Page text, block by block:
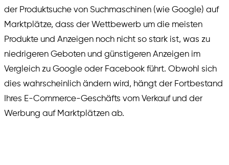
der Produktsuche von Suchmaschinen (wie Google) auf
Marktplätze, dass der Wettbewerb um die meisten
Produkte und Anzeigen noch nicht so stark ist, was zu
niedrigeren Geboten und günstigeren Anzeigen im
Vergleich zu Google oder Facebook führt. Obwohl sich
dies wahrscheinlich ändern wird, hängt der Fortbestand
Ihres E-Commerce-Geschäfts vom Verkauf und der
Werbung auf Marktplätzen ab.